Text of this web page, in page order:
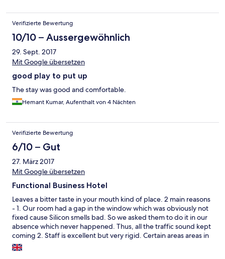
Verifizierte Bewertung
10/10 – Aussergewöhnlich
29. Sept. 2017
Mit Google übersetzen
good play to put up
The stay was good and comfortable.
Hemant Kumar, Aufenthalt von 4 Nächten
Verifizierte Bewertung
6/10 – Gut
27. März 2017
Mit Google übersetzen
Functional Business Hotel
Leaves a bitter taste in your mouth kind of place. 2 main reasons
- 1. Our room had a gap in the window which was obviously not
fixed cause Silicon smells bad. So we asked them to do it in our
absence which never happened. Thus, all the traffic sound kept
coming 2. Staff is excellent but very rigid. Certain areas areas in
the hotel have the A/c off to save power. God forbid your in one
of them cause they will never start it for you.